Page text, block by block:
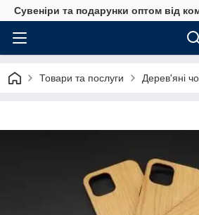
Сувеніри та подарунки оптом від
Товари та послуги Дерев'яні